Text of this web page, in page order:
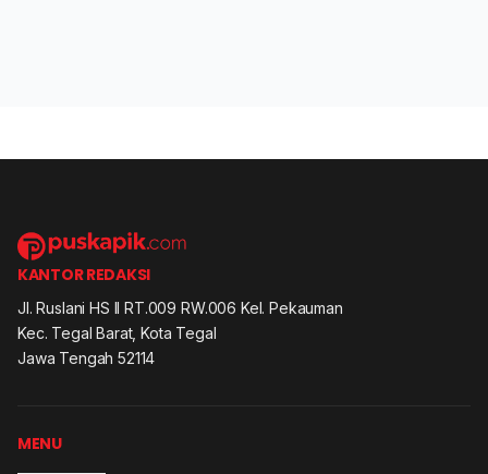
KANTOR REDAKSI
Jl. Ruslani HS II RT.009 RW.006 Kel. Pekauman
Kec. Tegal Barat, Kota Tegal
Jawa Tengah 52114
MENU